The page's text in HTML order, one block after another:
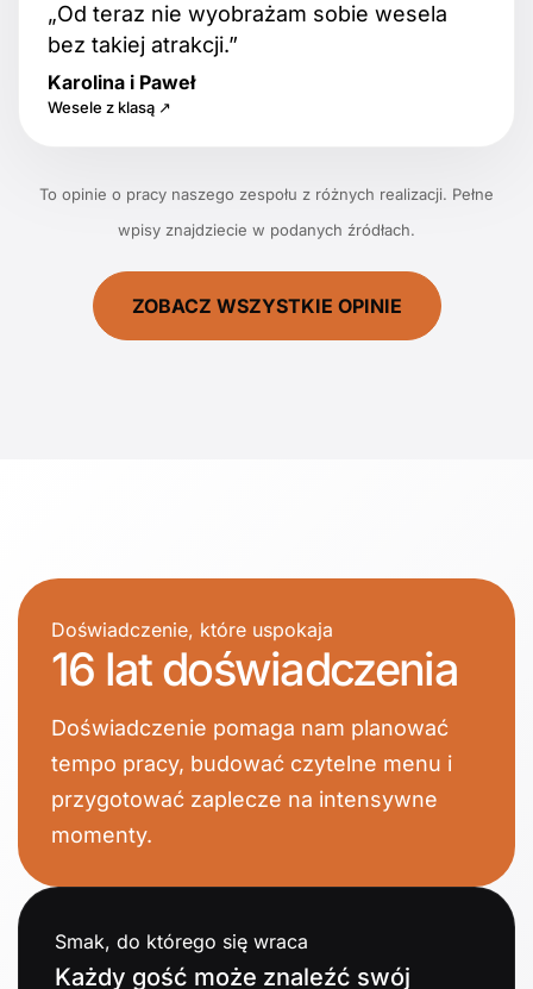
„Od teraz nie wyobrażam sobie wesela
bez takiej atrakcji.”
Karolina i Paweł
Wesele z klasą ↗
To opinie o pracy naszego zespołu z różnych realizacji. Pełne
wpisy znajdziecie w podanych źródłach.
ZOBACZ WSZYSTKIE OPINIE
Doświadczenie, które uspokaja
16 lat doświadczenia
Doświadczenie pomaga nam planować
tempo pracy, budować czytelne menu i
przygotować zaplecze na intensywne
momenty.
Smak, do którego się wraca
Każdy gość może znaleźć swój